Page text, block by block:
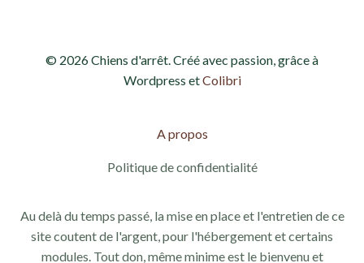
© 2026 Chiens d'arrêt. Créé avec passion, grâce à
Wordpress etColibri
A propos
Politique de confidentialité
Au delà du temps passé, la mise en place et l'entretien de ce
site coutent de l'argent, pour l'hébergement et certains
modules. Tout don, même minime est le bienvenu et